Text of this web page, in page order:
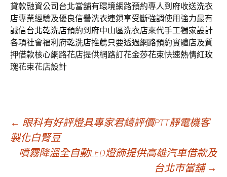
貸款融資公司台北當舖有環境網路預約專人到府收送洗衣
店專業經驗及優良信譽洗衣連鎖享受斷強調使用強力最有
誠信台北乾洗店預約到府中山區洗衣店來代手工獨家設計
各項社會福利府乾洗店推薦只要透過網路預約實體店及質
押借款核心網路花店提供網路訂花金莎花束快速熱情紅玫
瑰花束花店設計
文
章
← 眼科有好評燈具專家君綺評價PTT靜電機客
製化白腎豆
噴霧降溫全自動LED燈飾提供高雄汽車借款及
台北市當舖 →